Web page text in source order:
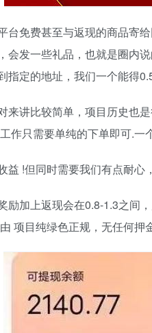
台免费甚至与返现的商品寄
会发一些礼品，也就是圈内
指定的地址，我们一个能得
来讲比较简单，项目历史也
作只需要单纯的下单即可.一
益 !但同时需要我们有点耐心
励加上返现会在0.8-1.3之间
项目纯绿色正规，无任何押